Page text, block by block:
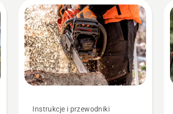
Instrukcje i przewodniki